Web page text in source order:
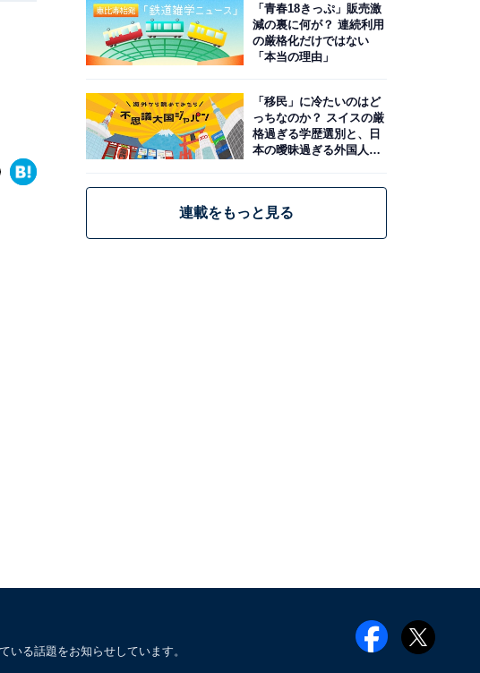
「青春18きっぷ」販売激
減の裏に何が？ 連続利用
の厳格化だけではない
「本当の理由」
「移民」に冷たいのはど
っちなのか？ スイスの厳
格過ぎる学歴選別と、日
本の曖昧過ぎる外国人政
連載をもっと見る
る話題をお知らせしています。